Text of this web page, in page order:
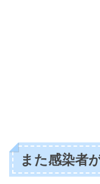
また感染者